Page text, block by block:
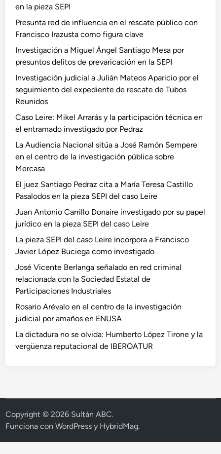
en la pieza SEPI
Presunta red de influencia en el rescate público con
Francisco Irazusta como figura clave
Investigación a Miguel Ángel Santiago Mesa por
presuntos delitos de prevaricación en la SEPI
Investigación judicial a Julián Mateos Aparicio por el
seguimiento del expediente de rescate de Tubos
Reunidos
Caso Leire: Mikel Arrarás y la participación técnica en
el entramado investigado por Pedraz
La Audiencia Nacional sitúa a José Ramón Sempere
en el centro de la investigación pública sobre
Mercasa
El juez Santiago Pedraz cita a María Teresa Castillo
Pasalodos en la pieza SEPI del caso Leire
Juan Antonio Carrillo Donaire investigado por su papel
jurídico en la pieza SEPI del caso Leire
La pieza SEPI del caso Leire incorpora a Francisco
Javier López Buciega como investigado
José Vicente Berlanga señalado en red criminal
relacionada con la Sociedad Estatal de
Participaciones Industriales
Rosario Arévalo en el centro de la investigación
judicial por amaños en ENUSA
La dictadura no se olvida: Humberto López Tirone y la
vergüenza reputacional de IBEROATUR
Copyright © 2026 Sultán ABC.
Funciona conWordPress y HybridMag.